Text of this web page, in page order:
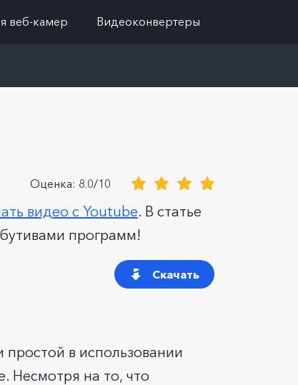
веб-камер Видеоконвертеры
Оценка: 8.0/10
видео с Youtube. В статье
программ!
Скачать
в использовании
Несмотря на то, что